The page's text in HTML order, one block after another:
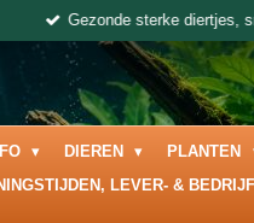
Gezonde sterke diertjes,
DIEREN PLANTEN
LEVER- &